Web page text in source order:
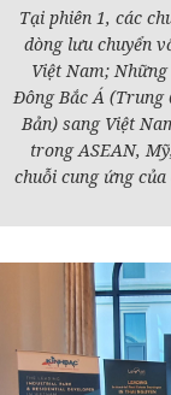
Tại phiên 1, các
dòng lưu chuyển
Việt Nam;
Đông Bắc Á (Trung
Bản) sang Việt
trong ASEAN,
chuỗi cung ứng